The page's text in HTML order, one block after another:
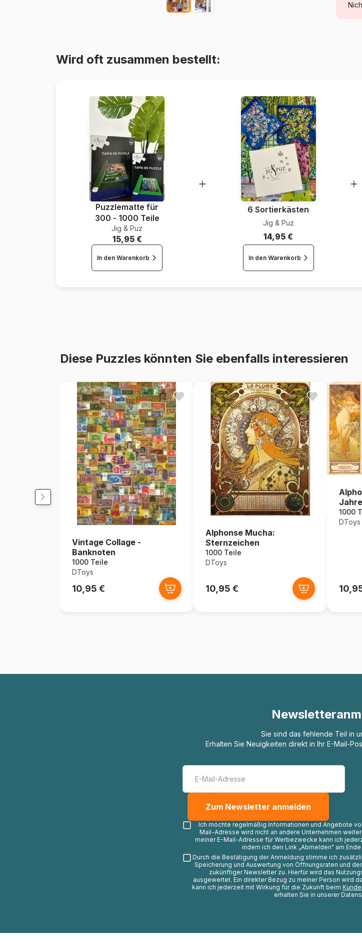
Alter
Wird oft zusammen bestellt:
Puzzlematte für
300 - 1000 Teile
Jig & Puz
15,95 €
In den Warenkorb
6 Sortierkästen
Jig & Puz
14,95 €
In den Warenkorb
Diese Puzzles könnten Sie ebenfalls interessieren
Vintage Collage -
Banknoten
1000 Teile
DToys
10,95 €
Alphonse Mucha:
Sternzeichen
1000 Teile
DToys
10,95 €
1000
DToys
Sie sind das fehlende Teil in
Erhalten Sie Neuigkeiten direkt in Ihr E-Mail-
Ich möchte regelmäßig Informationen und Angebote
Mail-Adresse wird nicht an andere Unternehmen
meiner E-Mail-Adresse für Werbezwecke kann ich
indem ich den Link „Abmelden" am
Durch die Bestätigung der Anmeldung stimme ich
Speicherung und Auswertung von Öffnungsraten und
zukünftiger Newsletter zu. Hierfür wird das
ausgewertet. Ein direkter Bezug zu meiner Person wird
kann ich jederzeit mit Wirkung für die Zukunft beim
erhalten Sie in unserer